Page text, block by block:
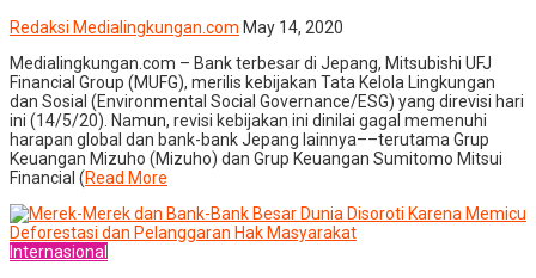
Redaksi Medialingkungan.com May 14, 2020
Medialingkungan.com – Bank terbesar di Jepang, Mitsubishi UFJ
Financial Group (MUFG), merilis kebijakan Tata Kelola Lingkungan
dan Sosial (Environmental Social Governance/ESG) yang direvisi hari
ini (14/5/20). Namun, revisi kebijakan ini dinilai gagal memenuhi
harapan global dan bank-bank Jepang lainnya––terutama Grup
Keuangan Mizuho (Mizuho) dan Grup Keuangan Sumitomo Mitsui
Financial (Read More
Internasional